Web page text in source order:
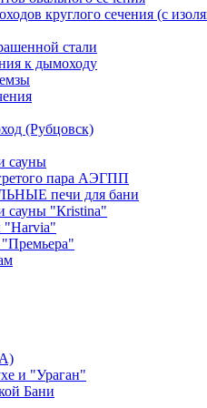
круглого сечения (с
стали
к дымоходу
(Рубцовск)
сауны
пара АЭГПП
печи для бани
сауны "Кristina"
"Harvia"
"Премьера"
и "Ураган"
Бани